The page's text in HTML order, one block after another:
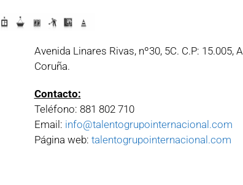
Avenida Linares Rivas, nº30, 5C. C.P: 15.005, A
Coruña.
Contacto:
Teléfono: 881 802 710
Email: info@talentogrupointernacional.com
Página web: talentogrupointernacional.com